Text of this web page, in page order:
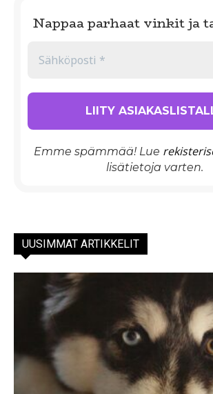
Nappaa parhaat vinkit ja
Emme spämmää! Lue
lisätietoja varten.
UUSIMMAT ARTIKKELIT